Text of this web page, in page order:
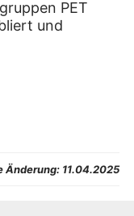
PET
und
Änderung: 11.04.2025